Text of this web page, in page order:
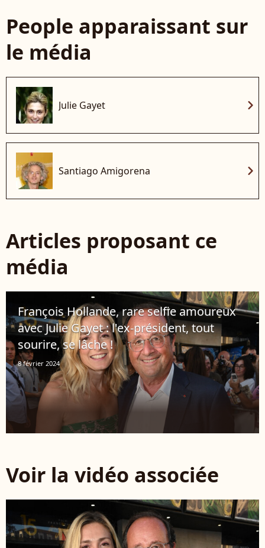
People apparaissant sur
le média
Julie Gayet chevron_right
Santiago Amigorena chevron_right
Articles proposant ce
média
François Hollande, rare selfie amoureux
avec Julie Gayet : l'ex-président, tout
sourire, se lâche !
8 février 2024
Voir la vidéo associée